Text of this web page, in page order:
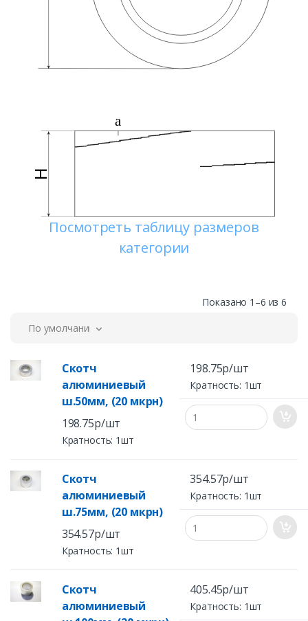
опытные менеджеры нашей компании всегда рады
помочь Вам с выбором, проконсультировать по всем
вопросам и оформить заказ.
Посмотреть таблицу размеров
категории
Показано 1–6 из 6
По умолчанию
Скотч
алюминиевый
ш.50мм, (20 мкрн)
198.75р/шт
Кратность: 1шт
198.75р/шт
Кратность: 1шт
Скотч
алюминиевый
ш.75мм, (20 мкрн)
354.57р/шт
Кратность: 1шт
354.57р/шт
Кратность: 1шт
Скотч
алюминиевый
405.45р/шт
Кратность: 1шт